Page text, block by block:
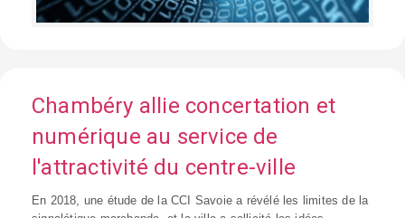
Chambéry allie concertation et
numérique au service de
l'attractivité du centre-ville
En 2018, une étude de la CCI Savoie a révélé les limites de la